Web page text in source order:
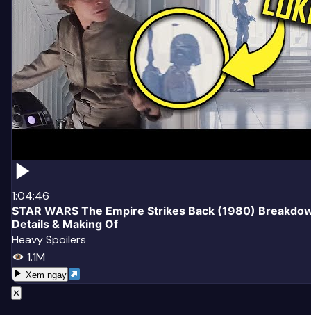
1:04:46
STAR WARS The Empire Strikes Back (1980)
Details & Making Of
Heavy Spoilers
1.1M
Xem ngay
✕